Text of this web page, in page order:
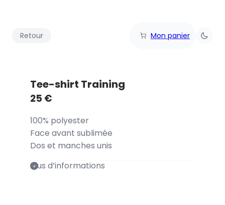
Retour Mon panier
Tee-shirt Training
25 €
100% polyester
Face avant sublimée
Dos et manches unis
Plus d’informations